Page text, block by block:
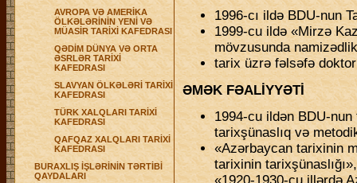
AVROPA VƏ AMERİKA
ÖLKƏLƏRİNİN YENİ VƏ
MÜASİR TARİXİ KAFEDRASI
QƏDİM DÜNYA VƏ ORTA
ƏSRLƏR TARİXİ
KAFEDRASI
SLAVYAN ÖLKƏLƏRİ TARİXİ
KAFEDRASI
TÜRK XALQLARI TARİXİ
KAFEDRASI
QAFQAZ XALQLARI TARİXİ
KAFEDRASI
BURAXLIŞ İŞLƏRİNİN TƏRTİBİ
QAYDALARI
1996-cı ildə BDU-nun
1999-cu ildə «Mirzə
mövzusunda
tarix üzrə fəlsəfə
ƏMƏK FƏALİYYƏTİ
1994-cu ildən BDU-
tarixşünaslıq və
«Azərbaycan tarixinin
tarixinin